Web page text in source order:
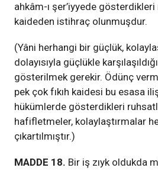
ahkâm-ı şer’iyyede
kaideden istihraç olunmuşdur.
(Yâni herhangi bir güçlük,
dolayısıyla güçlükle
gösterilmek gerekir. Ödünç
pek çok fıkıh kaidesi bu esasa
hükümlerde gösterdikleri
hafifletmeler, kolaylaştırmalar
çıkartılmıştır.)
MADDE 18. Bir iş zıyk oldukda